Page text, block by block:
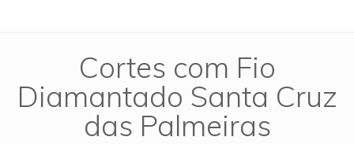
Cortes com Fio
Diamantado Santa Cruz
das Palmeiras